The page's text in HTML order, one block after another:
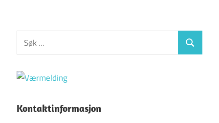
e
r
h
S
Kontaktinformasjon